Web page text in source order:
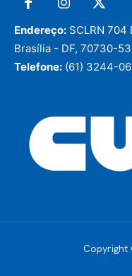
Endereço: SCLRN 704
Brasília - DF, 70730-
Telefone: (61) 3244-
Copyright